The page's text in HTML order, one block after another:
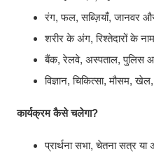
रंग, फल, सब्ज़ियाँ, जानवर और
शरीर के अंग, रिश्तेदारों के
बैंक, रेलवे, अस्पताल, पुलिस
विज्ञान, चिकित्सा, मौसम,
कार्यक्रम कैसे चलेगा?
प्रार्थना सभा, चेतना सत्र या